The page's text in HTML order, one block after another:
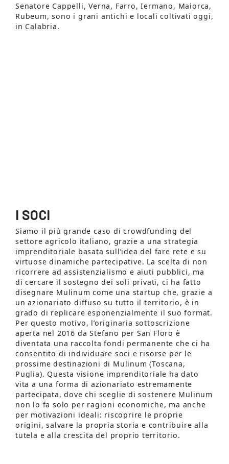
Senatore Cappelli, Verna, Farro, Iermano, Maiorca,
Rubeum, sono i grani antichi e locali coltivati oggi,
in Calabria.
I SOCI
Siamo il più grande caso di crowdfunding del
settore agricolo italiano, grazie a una strategia
imprenditoriale basata sull’idea del fare rete e su
virtuose dinamiche partecipative. La scelta di non
ricorrere ad assistenzialismo e aiuti pubblici, ma
di cercare il sostegno dei soli privati, ci ha fatto
disegnare Mulinum come una startup che, grazie a
un azionariato diffuso su tutto il territorio, è in
grado di replicare esponenzialmente il suo format.
Per questo motivo, l’originaria sottoscrizione
aperta nel 2016 da Stefano per San Floro è
diventata una raccolta fondi permanente che ci ha
consentito di individuare soci e risorse per le
prossime destinazioni di Mulinum (Toscana,
Puglia). Questa visione imprenditoriale ha dato
vita a una forma di azionariato estremamente
partecipata, dove chi sceglie di sostenere Mulinum
non lo fa solo per ragioni economiche, ma anche
per motivazioni ideali: riscoprire le proprie
origini, salvare la propria storia e contribuire alla
tutela e alla crescita del proprio territorio.